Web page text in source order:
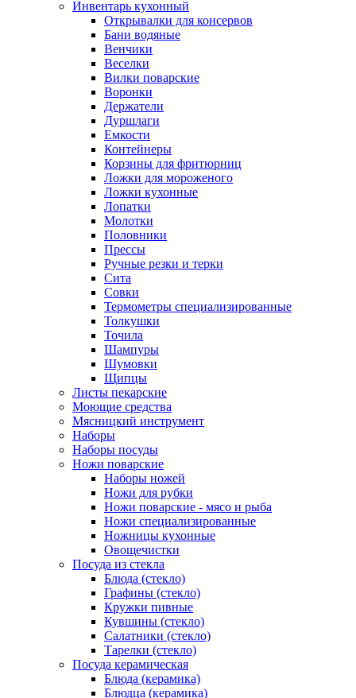
Инвентарь кухонный
Открывалки для консервов
Бани водяные
Венчики
Веселки
Вилки поварские
Воронки
Держатели
Дуршлаги
Емкости
Контейнеры
Корзины для фритюрниц
Ложки для мороженого
Ложки кухонные
Лопатки
Молотки
Половники
Прессы
Ручные резки и терки
Сита
Совки
Термометры специализированные
Толкушки
Точила
Шампуры
Шумовки
Щипцы
Листы пекарские
Моющие средства
Мясницкий инструмент
Наборы
Наборы посуды
Ножи поварские
Наборы ножей
Ножи для рубки
Ножи поварские - мясо и рыба
Ножи специализированные
Ножницы кухонные
Овощечистки
Посуда из стекла
Блюда (стекло)
Графины (стекло)
Кружки пивные
Кувшины (стекло)
Салатники (стекло)
Тарелки (стекло)
Посуда керамическая
Блюда (керамика)
Блюдца (керамика)